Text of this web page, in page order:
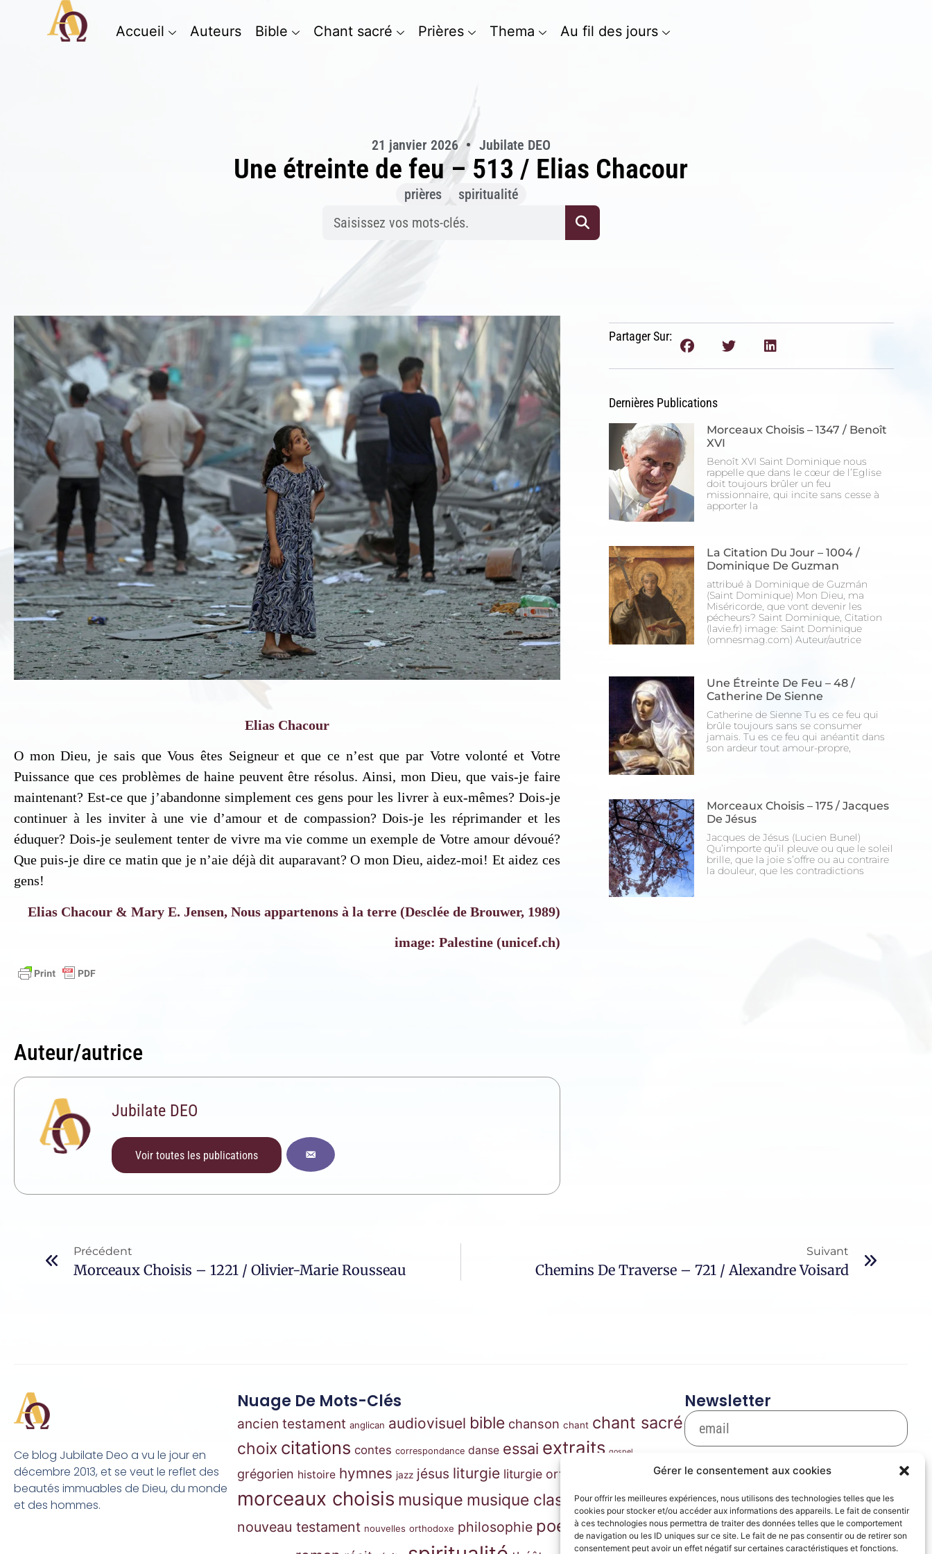
Gérer le consentement aux cookies
Pour offrir les meilleures expériences, nous utilisons des technologies telles que les
cookies pour stocker et/ou accéder aux informations des appareils. Le fait de consentir
à ces technologies nous permettra de traiter des données telles que le comportement
de navigation ou les ID uniques sur ce site. Le fait de ne pas consentir ou de retirer son
consentement peut avoir un effet négatif sur certaines caractéristiques et fonctions.
Accueil Auteurs Bible Chant sacré Prières Thema Au fil des jours
21 janvier 2026 Jubilate DEO
Une étreinte de feu – 513 / Elias Chacour
prières spiritualité
Elias Chacour
O mon Dieu, je sais que Vous êtes Seigneur et que ce n’est que par Votre volonté et Votre
Puissance que ces problèmes de haine peuvent être résolus. Ainsi, mon Dieu, que vais-je faire
maintenant? Est-ce que j’abandonne simplement ces gens pour les livrer à eux-mêmes? Dois-je
continuer à les inviter à une vie d’amour et de compassion? Dois-je les réprimander et les
éduquer? Dois-je seulement tenter de vivre ma vie comme un exemple de Votre amour dévoué?
Que puis-je dire ce matin que je n’aie déjà dit auparavant? O mon Dieu, aidez-moi! Et aidez ces
gens!
Elias Chacour & Mary E. Jensen, Nous appartenons à la terre (Desclée de Brouwer, 1989)
image: Palestine (unicef.ch)
Auteur/autrice
Jubilate DEO
Voir toutes les publications
Partager Sur:
Dernières Publications
Morceaux Choisis – 1347 / Benoît
XVI
Benoît XVI Saint Dominique nous
rappelle que dans le cœur de l’Eglise
doit toujours brûler un feu
missionnaire, qui incite sans cesse à
apporter la
La Citation Du Jour – 1004 /
Dominique De Guzman
attribué à Dominique de Guzmán
(Saint Dominique) Mon Dieu, ma
Miséricorde, que vont devenir les
pécheurs? Saint Dominique, Citation
(lavie.fr) image: Saint Dominique
(omnesmag.com) Auteur/autrice
Une Étreinte De Feu – 48 /
Catherine De Sienne
Catherine de Sienne Tu es ce feu qui
brûle toujours sans se consumer
jamais. Tu es ce feu qui anéantit dans
son ardeur tout amour-propre,
Morceaux Choisis – 175 / Jacques
De Jésus
Jacques de Jésus (Lucien Bunel)
Qu’importe qu’il pleuve ou que le soleil
brille, que la joie s’offre ou au contraire
la douleur, que les contradictions
Précédent
Morceaux Choisis – 1221 / Olivier-Marie Rousseau
Suivant
Chemins De Traverse – 721 / Alexandre Voisard
Ce blog Jubilate Deo a vu le jour en
décembre 2013, et se veut le reflet des
beautés immuables de Dieu, du monde
et des hommes.
Nuage De Mots-Clés
ancien testament anglican audiovisuel bible chanson chant chant sacré
choix citations contes correspondance danse essai extraits gospel
grégorien histoire hymnes jazz jésus liturgie liturgie orthodoxe
morceaux choisis musique musique classique musique de film
nouveau testament nouvelles orthodoxe philosophie poésieprières prose
Newsletter
S'inscrire
Inscription News Letter
Si vous souhaitez recevoir nos dernières actualités, veuillez
indiquer ci-dessous votre adresse mail.
S'inscrire
Se désinscrire